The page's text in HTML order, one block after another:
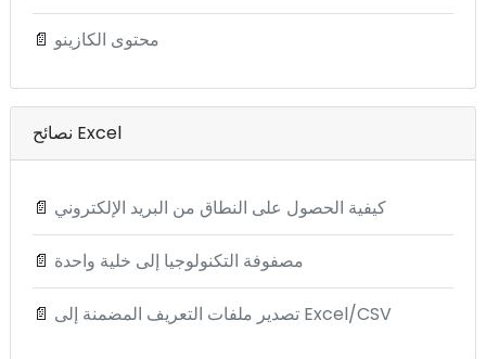
📄 محتوى الكازينو
نصائح Excel
📄 كيفية الحصول على النطاق من البريد الإلكتروني
📄 مصفوفة التكنولوجيا إلى خلية واحدة
📄 تصدير ملفات التعريف المضمنة إلى Excel/CSV